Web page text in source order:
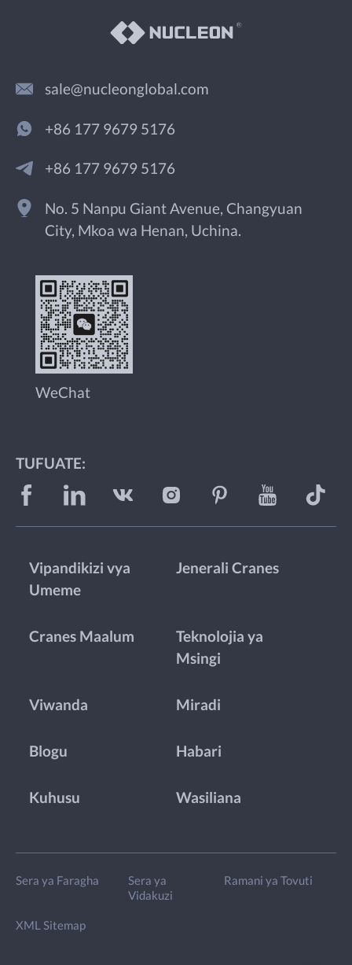
sale@nucleonglobal.com
+86 177 9679 5176
+86 177 9679 5176
No. 5 Nanpu Giant Avenue, Changyuan
City, Mkoa wa Henan, Uchina.
WeChat
TUFUATE:
Vipandikizi vya
Umeme
Jenerali Cranes
Cranes Maalum
Teknolojia ya
Msingi
Viwanda Miradi
Blogu Habari
Kuhusu Wasiliana
Sera ya Faragha
Sera ya
Vidakuzi
Ramani ya Tovuti
XML Sitemap